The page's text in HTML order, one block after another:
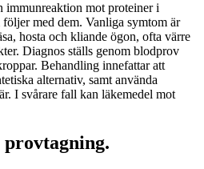
immunreaktion mot proteiner i
med dem. Vanliga symtom är
hosta och kliande ögon, ofta värre
Diagnos ställs genom blodprov
Behandling innefattar att
alternativ, samt använda
I svårare fall kan läkemedel mot
.